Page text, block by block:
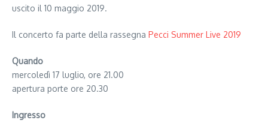
uscito il 10 maggio 2019.
Il concerto fa parte della rassegna Pecci Summer Live 2019
Quando
mercoledì 17 luglio, ore 21.00
apertura porte ore 20.30
Ingresso